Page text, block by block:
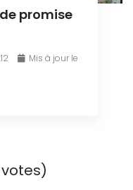
promise
Mis à jour le